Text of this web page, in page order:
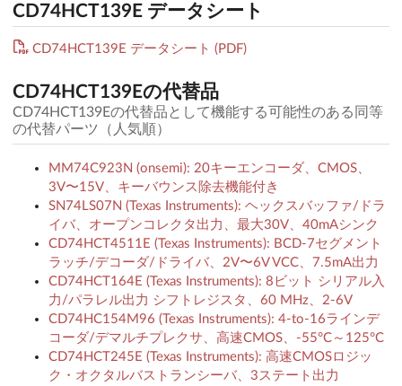
CD74HCT139E データシート
CD74HCT139E データシート (PDF)
CD74HCT139Eの代替品
CD74HCT139Eの代替品として機能する可能性のある同等
の代替パーツ（人気順）
MM74C923N (onsemi): 20キーエンコーダ、CMOS、
3V〜15V、キーバウンス除去機能付き
SN74LS07N (Texas Instruments): ヘックスバッファ/ドラ
イバ、オープンコレクタ出力、最大30V、40mAシンク
CD74HCT4511E (Texas Instruments): BCD-7セグメント
ラッチ/デコーダ/ドライバ、2V〜6V VCC、7.5mA出力
CD74HCT164E (Texas Instruments): 8ビット シリアル入
力/パラレル出力 シフトレジスタ、60 MHz、2-6V
CD74HC154M96 (Texas Instruments): 4-to-16ラインデ
コーダ/デマルチプレクサ、高速CMOS、-55°C～125°C
CD74HCT245E (Texas Instruments): 高速CMOSロジッ
ク・オクタルバストランシーバ、3ステート出力